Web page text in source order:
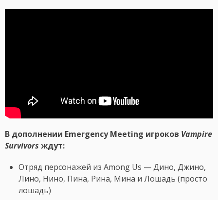
В дополнении Emergency Meeting игроков Vampire
Survivors ждут:
Отряд персонажей из Among Us — Дино, Джино,
Лино, Нино, Пина, Рина, Мина и Лошадь (просто
лошадь)